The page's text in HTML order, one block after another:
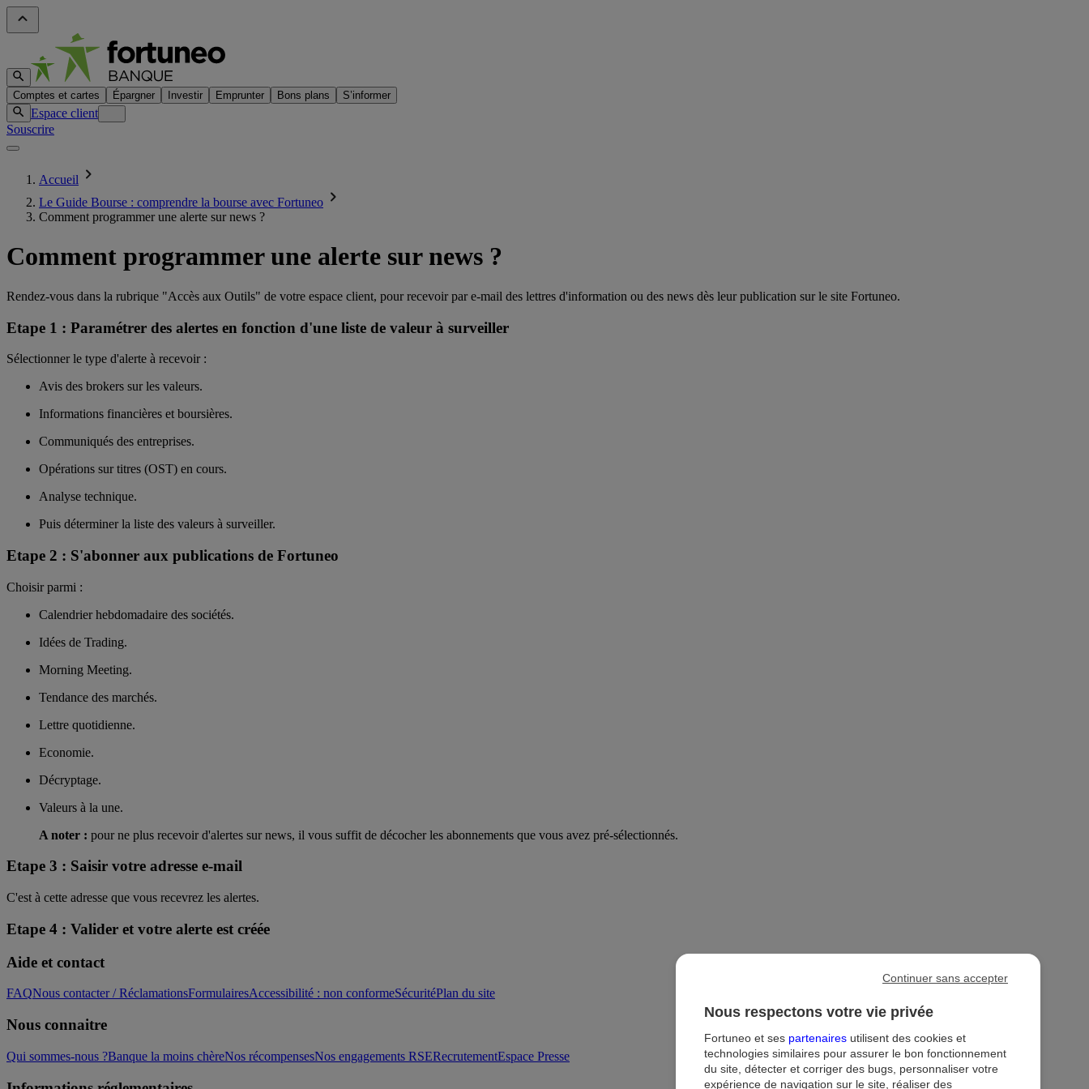
Comptes et cartes Épargner Investir Emprunter Bons plans S’informer
Espace client
Souscrire
Accueil
Le Guide Bourse : comprendre la bourse avec Fortuneo
Comment programmer une alerte sur news ?
Comment programmer une alerte sur news ?
Rendez-vous dans la rubrique "Accès aux Outils" de votre espace client, pour recevoir par e-mail des lettres d'information ou des news dès leur publication sur le site Fortuneo.
Etape 1 : Paramétrer des alertes en fonction d'une liste de valeur à surveiller
Sélectionner le type d'alerte à recevoir :
Avis des brokers sur les valeurs.
Informations financières et boursières.
Communiqués des entreprises.
Opérations sur titres (OST) en cours.
Analyse technique.
Puis déterminer la liste des valeurs à surveiller.
Etape 2 : S'abonner aux publications de Fortuneo
Choisir parmi :
Calendrier hebdomadaire des sociétés.
Idées de Trading.
Morning Meeting.
Tendance des marchés.
Lettre quotidienne.
Economie.
Décryptage.
Valeurs à la une.
A noter : pour ne plus recevoir d'alertes sur news, il vous suffit de décocher les abonnements que vous avez pré-sélectionnés.
Etape 3 : Saisir votre adresse e-mail
C'est à cette adresse que vous recevrez les alertes.
Etape 4 : Valider et votre alerte est créée
Aide et contact
FAQNous contacter / RéclamationsFormulairesAccessibilité : non conformeSécuritéPlan du site
Nous connaitre
Qui sommes-nous ?Banque la moins chèreNos récompensesNos engagements RSERecrutementEspace Presse
Nous respectons votre vie privée
Fortuneo et ses partenaires utilisent des cookies et
technologies similaires pour assurer le bon fonctionnement
du site, détecter et corriger des bugs, personnaliser votre
expérience de navigation sur le site, réaliser des
Continuer sans accepter